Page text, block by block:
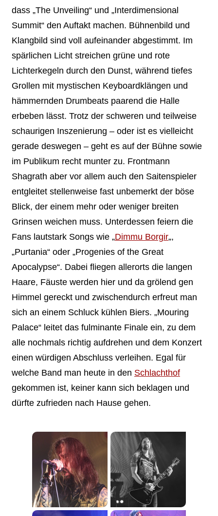
dass „The Unveiling“ und „Interdimensional
Summit“ den Auftakt machen. Bühnenbild und
Klangbild sind voll aufeinander abgestimmt. Im
spärlichen Licht streichen grüne und rote
Lichterkegeln durch den Dunst, während tiefes
Grollen mit mystischen Keyboardklängen und
hämmernden Drumbeats paarend die Halle
erbeben lässt. Trotz der schweren und teilweise
schaurigen Inszenierung – oder ist es vielleicht
gerade deswegen – geht es auf der Bühne sowie
im Publikum recht munter zu. Frontmann
Shagrath aber vor allem auch den Saitenspieler
entgleitet stellenweise fast unbemerkt der böse
Blick, der einem mehr oder weniger breiten
Grinsen weichen muss. Unterdessen feiern die
Fans lautstark Songs wie „Dimmu Borgir„,
„Purtania“ oder „Progenies of the Great
Apocalypse“. Dabei fliegen allerorts die langen
Haare, Fäuste werden hier und da grölend gen
Himmel gereckt und zwischendurch erfreut man
sich an einem Schluck kühlen Biers. „Mouring
Palace“ leitet das fulminante Finale ein, zu dem
alle nochmals richtig aufdrehen und dem Konzert
einen würdigen Abschluss verleihen. Egal für
welche Band man heute in den Schlachthof
gekommen ist, keiner kann sich beklagen und
dürfte zufrieden nach Hause gehen.